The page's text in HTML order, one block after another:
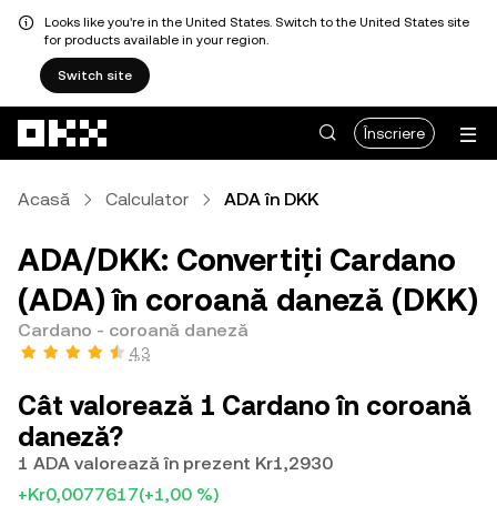
Looks like you're in the United States. Switch to the United States site
for products available in your region.
Switch site
Înscriere
Acasă Calculator ADA în DKK
ADA/DKK: Convertiți Cardano
(ADA) în coroană daneză (DKK)
Cardano - coroană daneză
4,3
Cât valorează 1 Cardano în coroană
daneză?
1 ADA valorează în prezent Kr1,2930
+Kr0,0077617(+1,00 %)